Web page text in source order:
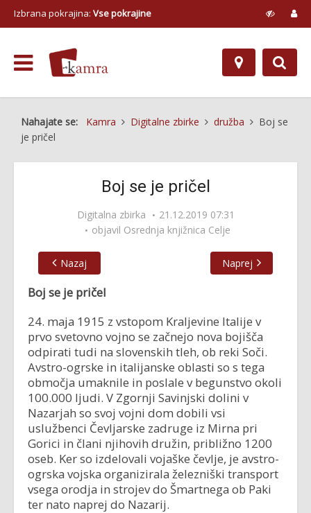
Izbrana pokrajina: Vse pokrajine
Nahajate se: Kamra Digitalne zbirke družba
Boj se
je pričel
Boj se je pričel
Digitalna zbirka
21.12.2019 07:31
objavil Osrednja knjižnica Celje
Nazaj Naprej
Boj se je pričel
24. maja 1915 z vstopom Kraljevine Italije v
prvo svetovno vojno se začnejo nova bojišča
odpirati tudi na slovenskih tleh, ob reki Soči.
Avstro-ogrske in italijanske oblasti so s tega
območja umaknile in poslale v begunstvo okoli
100.000 ljudi. V Zgornji Savinjski dolini v
Nazarjah so svoj vojni dom dobili vsi
uslužbenci Čevljarske zadruge iz Mirna pri
Gorici in člani njihovih družin, približno 1200
oseb. Ker so izdelovali vojaške čevlje, je avstro-
ogrska vojska organizirala železniški transport
vsega orodja in strojev do Šmartnega ob Paki
ter nato naprej do Nazarij.